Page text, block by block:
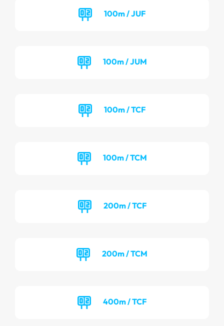
100m / JUF
100m / JUM
100m / TCF
100m / TCM
200m / TCF
200m / TCM
400m / TCF